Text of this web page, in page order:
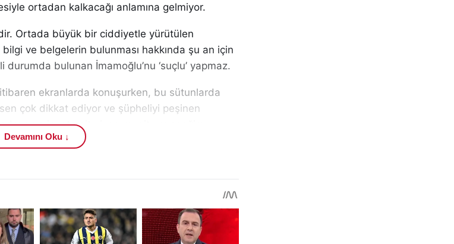
ortadan kalkacağı anlamına gelmiyor.
Ortada büyük bir ciddiyetle yürütülen
ve belgelerin bulunması hakkında şu an için
bulunan İmamoğlu’nu ‘suçlu’ yapmaz.
ekranlarda konuşurken, bu sütunlarda
çok dikkat ediyor ve şüpheliyi peşinen
ve isnata gitmiyorum, gitmeyeceğim.
kurgudan ibaretmiş ve soruşturmalar yargısal
bunun da ötesinde bir iktidar-muhalefet
da katılmıyorum.
belgeler, şikâyetler Cumhuriyet Halk Partisi
ismi ve sıfatı ile kamuoyu karşısına çıkan
kamuoyu ile paylaştılar.
Devamını Oku ↓